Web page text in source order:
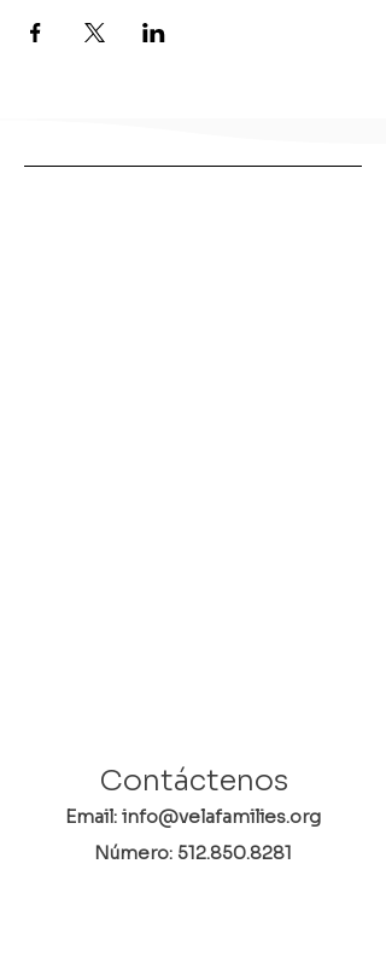
Contáctenos
Email: info@velafamilies.org
Número: 512.850.8281